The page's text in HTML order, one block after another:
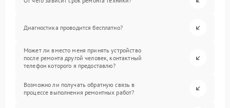
Диагностика проводится бесплатно?
Может ли вместо меня принять устройство
после ремонта другой человек, контактный
телефон которого я предоставлю?
Возможно ли получать обратную связь в
процессе выполнения ремонтных работ?